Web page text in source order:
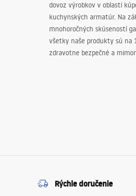
dovoz výrobkov v oblasti
kuchynských armatúr. Na
mnohoročných skúseností
všetky naše produkty sú na
zdravotne bezpečné a
Rýchle doručenie